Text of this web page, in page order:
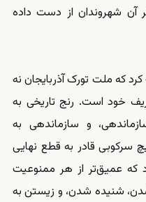
شهروندان از دست داده
ملی، خرداد ۸۵ اثبات کرد که ملت تورک آذربایجان نه
خود است. رنج تاریخی به
و سازماندهی به
سرکوبی قادر به قطع نهایی
که عمیق‌تر از هر ممنوعیت
شدن، شنیده شدن، و زیستن به